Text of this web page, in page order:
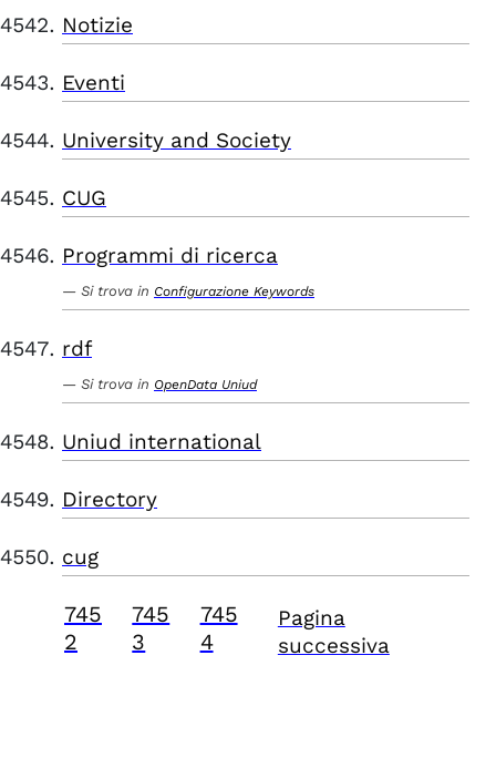
Notizie
Eventi
University and Society
CUG
Programmi di ricerca
Si trova in Configurazione Keywords
rdf
Si trova in OpenData Uniud
Uniud international
Directory
cug
745
2
745
3
745
4
Pagina
successiva